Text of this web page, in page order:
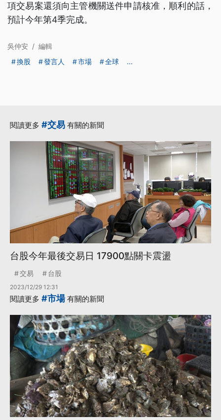
項交易案還須向主管機關送件申請核准，順利的話，
預計今年第4季完成。
吳仲安 / 編輯
換股
發言人 市場 全球 ...
閱讀更多 #交易 有關的新聞
台股今年最後交易日 17900點關卡震盪
交易 台股
2023/12/29 12:31
閱讀更多 #市場有關的新聞